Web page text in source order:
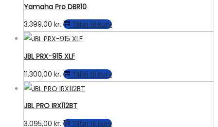
Yamaha Pro DBR10
3.399,00 kr. Tilføj til kurv
JBL PRX-915 XLF
11.300,00 kr. Tilføj til kurv
JBL PRO IRX112BT
3.095,00 kr. Tilføj til kurv